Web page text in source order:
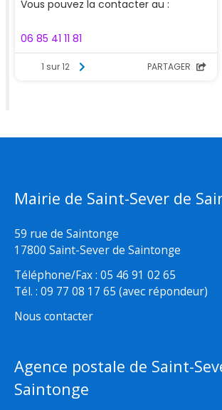
Mairie de Saint-Sever de
59 rue de Saintonge
17800 Saint-Sever de Saintonge
Téléphone/Fax : 05 46 91 02 65
Tél. : 09 77 08 17 65 (avec répondeur)
Nous contacter
Agence postale de Saint-
Saintonge